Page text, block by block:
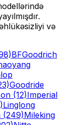
və
BFGoodrich
Goodride
(12)Imperial
Linglong
(249)Mileking